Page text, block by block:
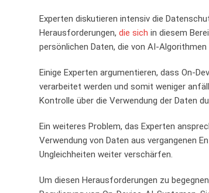
Experten diskutieren ⁤intensiv ​die
Herausforderungen, ⁤ die⁤ sich in diesem
⁣persönlichen Daten, die‍ von ‍AI-
Einige Experten argumentieren,‍ dass‍ On-
verarbeitet ⁤werden und ‍somit ‍weniger
⁤Kontrolle über ⁢die Verwendung der ​Daten
Ein weiteres Problem, ‍das Experten
Verwendung von Daten ⁣aus vergangenen
‌Ungleichheiten weiter verschärfen.
Um ​diesen⁢ Herausforderungen zu